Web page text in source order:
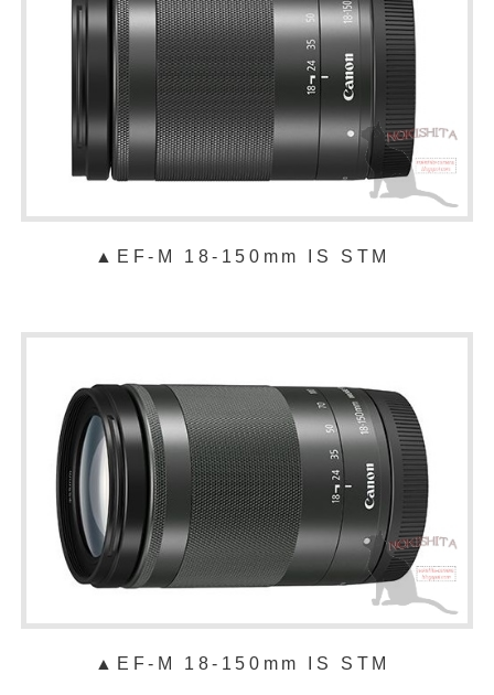
▲ EF-M 18-150mm IS STM
▲ EF-M 18-150mm IS STM